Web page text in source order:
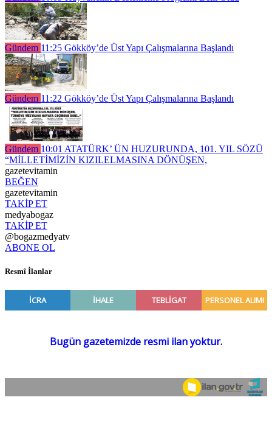
Gündem 11:25 Gökköy’de Üst Yapı Çalışmalarına Başlandı
Gündem 11:22 Gökköy’de Üst Yapı Çalışmalarına Başlandı
Gündem 10:01 ATATÜRK’ ÜN HUZURUNDA, 101. YIL SÖZÜ
“MİLLETİMİZİN KIZILELMASINA DÖNÜŞEN,
gazetevitamin
BEĞEN
gazetevitamin
TAKİP ET
medyabogaz
TAKİP ET
@bogazmedyatv
ABONE OL
Resmî İlanlar